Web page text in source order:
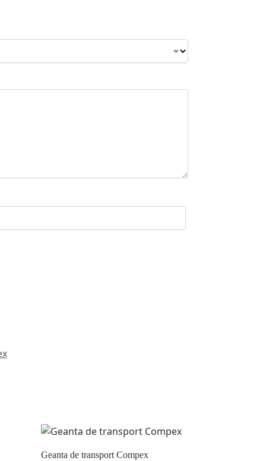
Geanta de transport Compex